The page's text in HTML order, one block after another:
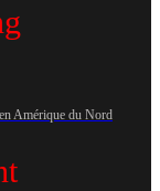
Amérique du Nord